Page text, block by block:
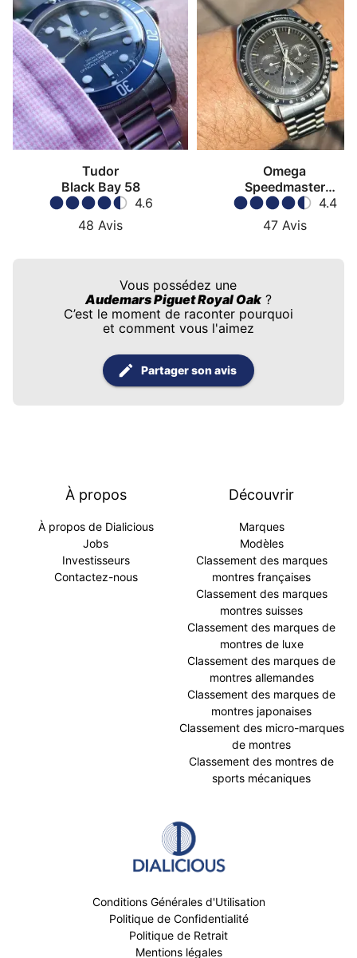
Tudor
Black Bay 58
4.6
48 Avis
Omega
Speedmaster
Moonwatch4.4
47 Avis
Vous possédez une
Audemars Piguet Royal Oak?
C’est le moment de raconter pourquoi
et comment vous l'aimez
Partager son avis
À propos
À propos de Dialicious
Jobs
Investisseurs
Contactez-nous
Découvrir
Marques
Modèles
Classement des marques
montres françaises
Classement des marques
montres suisses
Classement des marques de
montres de luxe
Classement des marques de
montres allemandes
Classement des marques de
montres japonaises
Classement des micro-marques
de montres
Classement des montres de
sports mécaniques
Conditions Générales d'Utilisation
Politique de Confidentialité
Politique de Retrait
Mentions légales